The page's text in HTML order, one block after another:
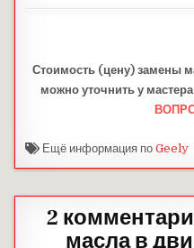
Стоимость (цену) замены
можно уточнить у
Ещё информация поGeely
2
масла в